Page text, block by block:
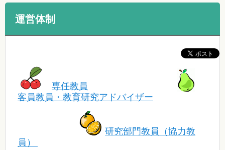
運営体制
専任教員
客員教員・教育研究アドバイザー
研究部門教員（協力教
員）